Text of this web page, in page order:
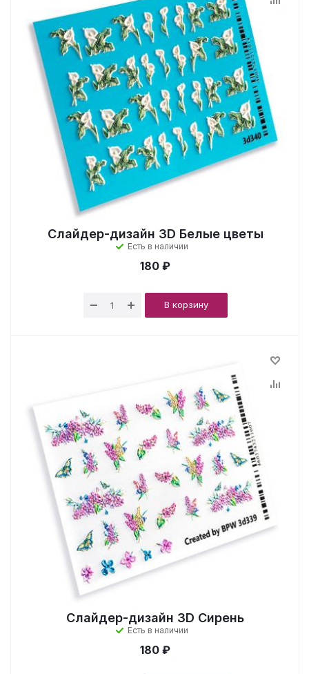
Слайдер-дизайн 3D Белые цветы
Есть в наличии
180 ₽
В корзину
Слайдер-дизайн 3D Сирень
Есть в наличии
180 ₽